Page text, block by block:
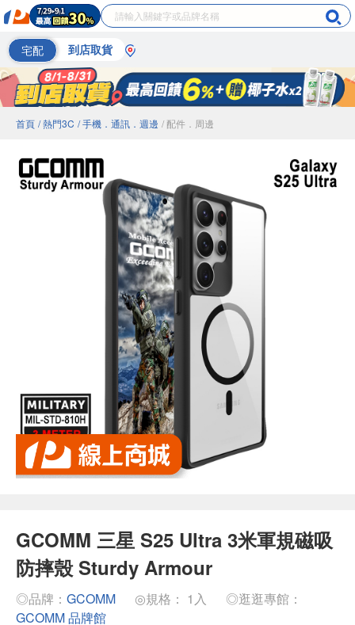
宅配 到店取貨
首頁 / 熱門3C / 手機．通訊．週邊 / 配件．周邊
GCOMM 三星 S25 Ultra 3米軍規磁吸
防摔殼 Sturdy Armour
◎品牌： GCOMM ◎規格： 1入
◎逛逛專館：
GCOMM 品牌館